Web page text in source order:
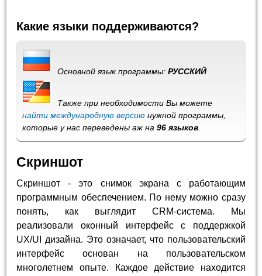
Какие языки поддерживаются?
Основной язык программы:РУССКИЙ
Также при необходимости Вы можете
найти международную версию нужной программы,
которые у нас переведены аж на96 языков
Скриншот
Скриншот - это снимок экрана с работающим
программным обеспечением. По нему можно сразу
понять, как выглядит CRM-система. Мы
реализовали оконный интерфейс с поддержкой
UX/UI дизайна. Это означает, что пользовательский
интерфейс основан на пользовательском
многолетнем опыте. Каждое действие находится